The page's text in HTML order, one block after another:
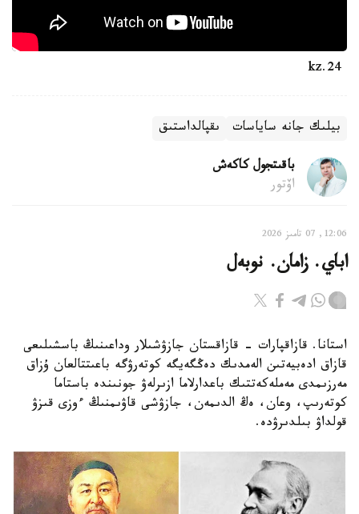
بيلىك جانە ساياسات ىقپالداستىق
باقىتجول كاكەش
اۆتور
12:06, 07 تامىز 2026
اباي. زامان. نوبەل
استانا. قازاقپارات - قازاقستان جازۋشىلار وداعىنىڭ باسشىلىعى
قازاق ادەبيەتىن الەمدىك دەڭگەيگە كوتەرۋگە باعىتتالعان ۇزاق
مەرزىمدى مەملەكەتتىك باعدارلاما ازىرلەۋ جونىندە باستاما
كوتەرىپ، وعان، ەڭ الدىمەن، جازۋشى قاۋىمنىڭ ءوزى قىزۋ
قولداۋ بىلدىرۋدە.